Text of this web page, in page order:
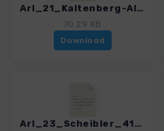
Arl_21_Kaltenberg-Alphuette_4121_5.gpx
70.29 KB
Download
Arl_23_Scheibler_4121_5.gpx